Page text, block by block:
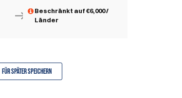
Beschränkt auf €6,000 /
Länder
Für später speichern